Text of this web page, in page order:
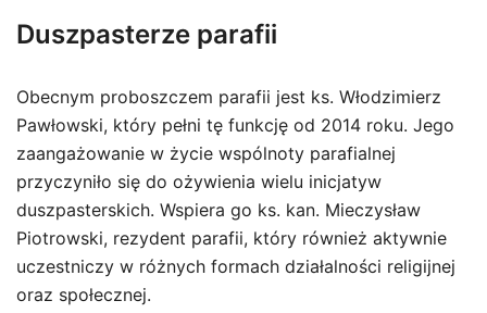
Duszpasterze parafii
Obecnym proboszczem parafii jest ks. Włodzimierz
Pawłowski, który pełni tę funkcję od 2014 roku. Jego
zaangażowanie w życie wspólnoty parafialnej
przyczyniło się do ożywienia wielu inicjatyw
duszpasterskich. Wspiera go ks. kan. Mieczysław
Piotrowski, rezydent parafii, który również aktywnie
uczestniczy w różnych formach działalności religijnej
oraz społecznej.